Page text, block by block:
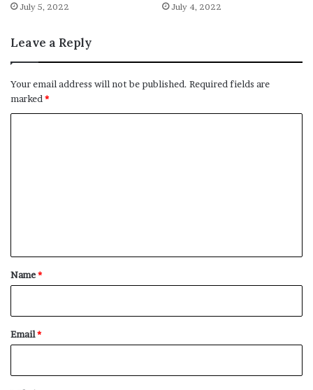
July 5, 2022 July 4, 2022
Leave a Reply
Your email address will not be published. Required fields are
marked *
*
Name*
Email*